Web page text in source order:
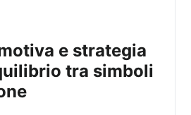
tra simboli